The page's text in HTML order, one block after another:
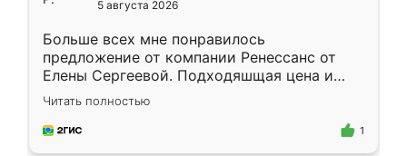
5 августа 2026
Больше всех мне понравилось
предложение от компании Ренессанс от
Елены Сергеевой. Подходяшщая цена и
короткие сроки изготовления. Приехавший
для замера сотрудник Владислав
предложил по моему эскизу самый
Читать полностью
1